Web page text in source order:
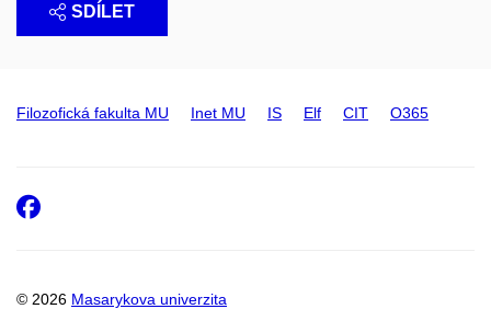
SDÍLET
Filozofická fakulta MU Inet MU IS Elf CIT O365
© 2026 Masarykova univerzita
Facebook